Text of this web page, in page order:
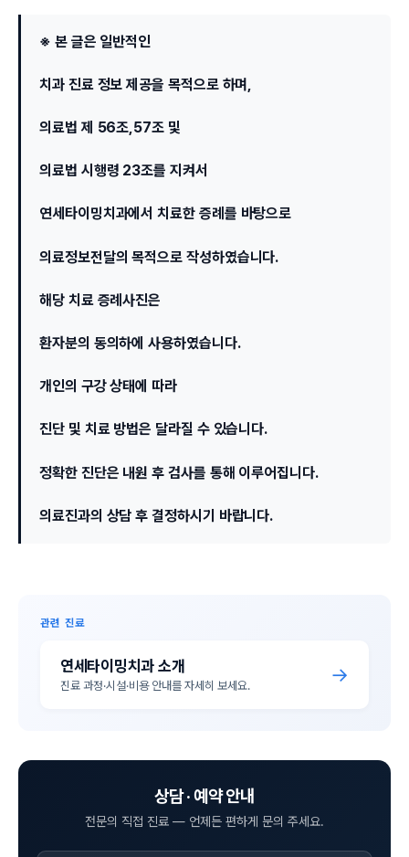
※ 본 글은 일반적인
치과 진료 정보 제공을 목적으로 하며,
의료법 제 56조,57조 및
의료법 시행령 23조를 지켜서
연세타이밍치과에서 치료한 증례를 바탕으로
의료정보전달의 목적으로 작성하였습니다.
해당 치료 증례사진은
환자분의 동의하에 사용하였습니다.
개인의 구강 상태에 따라
진단 및 치료 방법은 달라질 수 있습니다.
정확한 진단은 내원 후 검사를 통해 이루어집니다.
의료진과의 상담 후 결정하시기 바랍니다.
관련 진료
연세타이밍치과 소개
진료 과정·시설·비용 안내를 자세히 보세요. →
상담 · 예약 안내
전문의 직접 진료 — 언제든 편하게 문의 주세요.